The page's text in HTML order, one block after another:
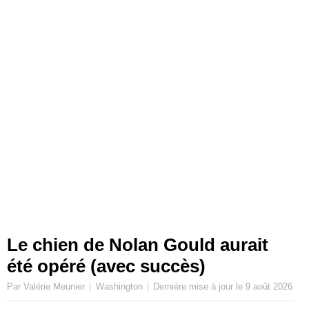
Le chien de Nolan Gould aurait
été opéré (avec succès)
Par Valérie Meunier Washington Dernière mise à jour le9 août 2026